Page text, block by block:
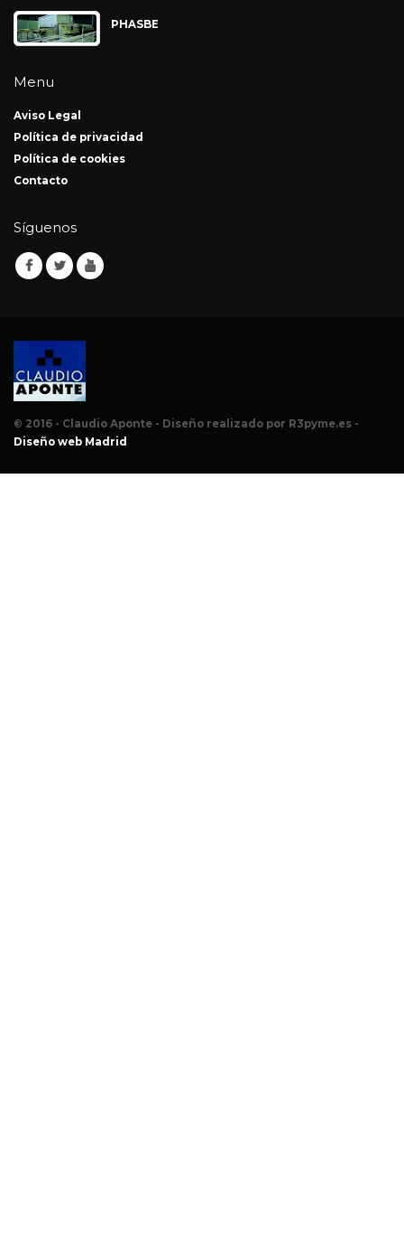
PHASBE
Menu
Aviso Legal
Política de privacidad
Política de cookies
Contacto
Síguenos
© 2016 - Claudio Aponte - Diseño realizado por R3pyme.es -
Diseño web Madrid